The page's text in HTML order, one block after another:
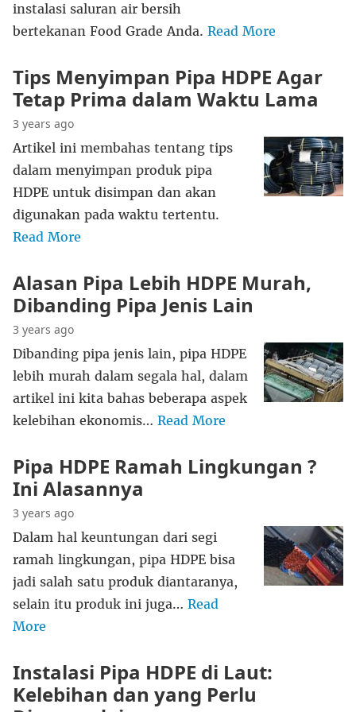
instalasi saluran air bersih
bertekanan Food Grade Anda. Read More
Tips Menyimpan Pipa HDPE Agar
Tetap Prima dalam Waktu Lama
3 years ago
Artikel ini membahas tentang tips
dalam menyimpan produk pipa
HDPE untuk disimpan dan akan
digunakan pada waktu tertentu.
Read More
Alasan Pipa Lebih HDPE Murah,
Dibanding Pipa Jenis Lain
3 years ago
Dibanding pipa jenis lain, pipa HDPE
lebih murah dalam segala hal, dalam
artikel ini kita bahas beberapa aspek
kelebihan ekonomis… Read More
Pipa HDPE Ramah Lingkungan ?
Ini Alasannya
3 years ago
Dalam hal keuntungan dari segi
ramah lingkungan, pipa HDPE bisa
jadi salah satu produk diantaranya,
selain itu produk ini juga… Read
More
Instalasi Pipa HDPE di Laut:
Kelebihan dan yang Perlu